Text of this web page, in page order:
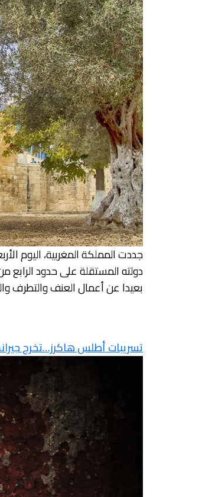
جددت المملكة المغربية، اليوم
بعيدا عن أعمال العنف والتطرف
تسريبات أطلس هاكرز…تخرج